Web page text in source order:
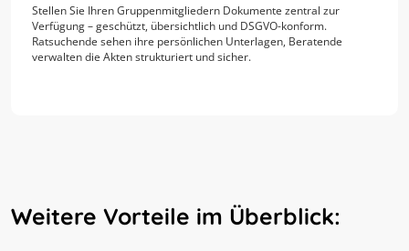
Stellen Sie Ihren Gruppenmitgliedern Dokumente zentral zur
Verfügung – geschützt, übersichtlich und DSGVO-konform.
Ratsuchende sehen ihre persönlichen Unterlagen, Beratende
verwalten die Akten strukturiert und sicher.
Weitere Vorteile im Überblick: